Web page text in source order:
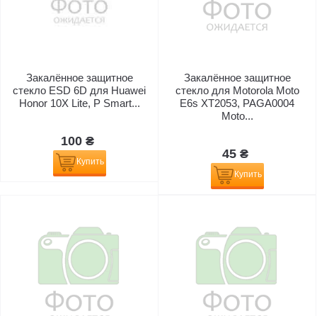
Закалённое защитное
стекло ESD 6D для Huawei
Honor 10X Lite, P Smart...
100 ₴
Купить
Закалённое защитное
стекло для Motorola Moto
E6s XT2053, PAGA0004
Moto...
45 ₴
Купить